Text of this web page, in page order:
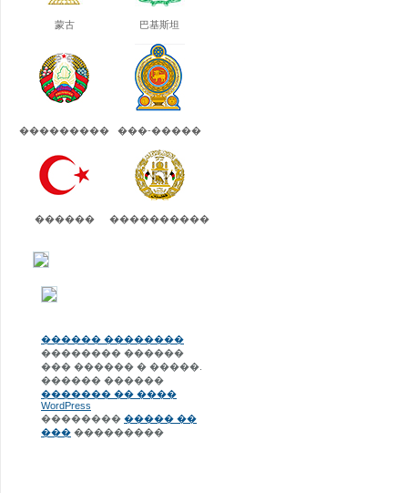
蒙古 巴基斯坦
��������� ���-�����
������ ����������
������ ��������
�������� ������
��� ������ � �����.
������ ������
������� �� ����
WordPress
�������� ����� ��
��� ���������